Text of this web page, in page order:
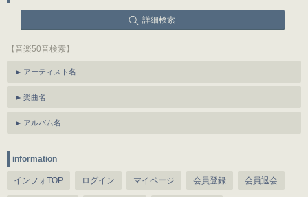
詳細検索
【音楽50音検索】
アーティスト名
楽曲名
アルバム名
information
インフォTOP ログイン マイページ 会員登録 会員退会